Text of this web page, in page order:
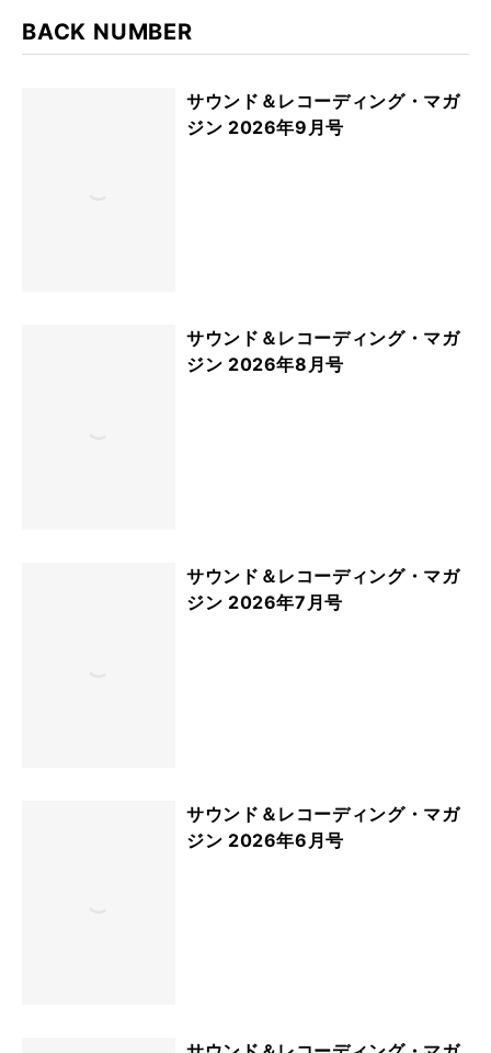
BACK NUMBER
サウンド＆レコーディング・マガ
ジン 2026年9月号
サウンド＆レコーディング・マガ
ジン 2026年8月号
サウンド＆レコーディング・マガ
ジン 2026年7月号
サウンド＆レコーディング・マガ
ジン 2026年6月号